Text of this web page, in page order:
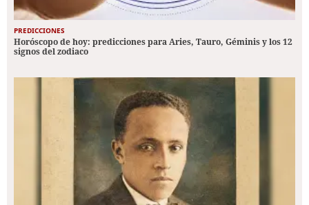
PREDICCIONES
Horóscopo de hoy: predicciones para Aries, Tauro, Géminis y los 12
signos del zodiaco